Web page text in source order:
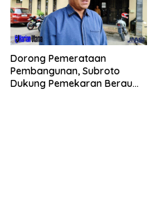
Dorong Pemerataan
Pembangunan, Subroto
Dukung Pemekaran Berau